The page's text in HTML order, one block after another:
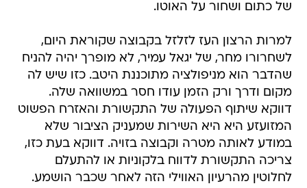
של כתום ושחור על האוטו.
למרות הרצון העז לזלזל בקבוצה שקוראת היום,
לשחרורו מחר, של יגאל עמיר, לא מופרך יהיה להניח
שהדבר הוא מניפולציה מתוכננת היטב. כזו שיש לה
מקום ודרך ורק הזמן עודו חסר במשוואה שלה.
דווקא שיתוף הפעולה של התקשורת והאזרח הפשוט
המזועזע היא היא השירות שמעניק הציבור שלא
במודע לאותה מטרה וקבוצה בזויה. דווקא בעת כזו,
צריכה התקשורת לדווח בלקוניות או להתעלם
לחלוטין מהרעיון האווילי הזה לאחר שכבר הושמע.